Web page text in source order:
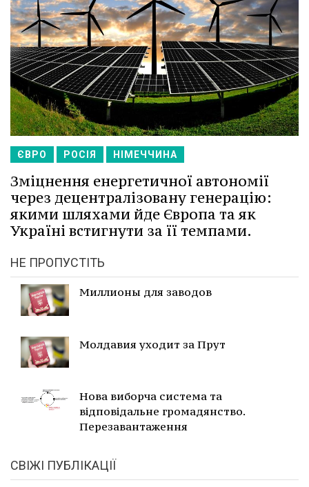
ЄВРО РОСІЯ НІМЕЧЧИНА
Зміцнення енергетичної автономії
через децентралізовану генерацію:
якими шляхами йде Європа та як
Україні встигнути за її темпами.
НЕ ПРОПУСТІТЬ
Миллионы для заводов
Молдавия уходит за Прут
Нова виборча система та
відповідальне громадянство.
Перезавантаження
СВІЖІ ПУБЛІКАЦІЇ